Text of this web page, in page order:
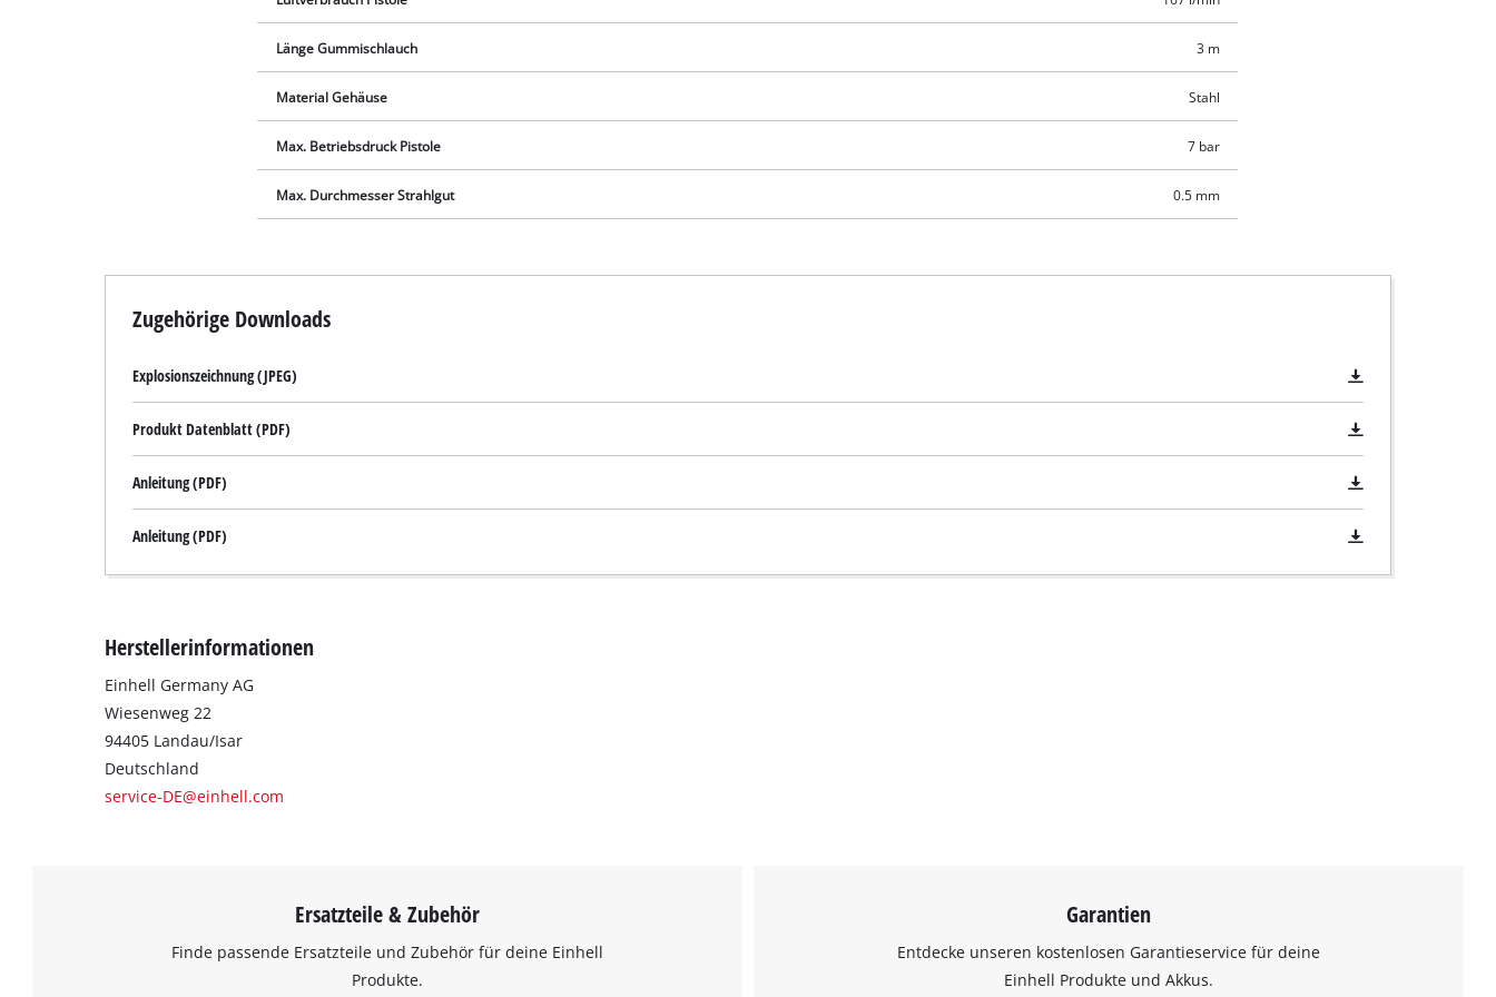
Wir benötigen deine Zustimmung, um
This content is not permitted to load due
visitor. The website owner needs to setup
Länge Gummischlauch 3 m
Material Gehäuse Stahl
Max. Betriebsdruck Pistole 7 bar
Max. Durchmesser Strahlgut 0.5 mm
Zugehörige Downloads
Explosionszeichnung (JPEG)
Produkt Datenblatt (PDF)
Anleitung (PDF)
Anleitung (PDF)
Herstellerinformationen
Einhell Germany AG
Wiesenweg 22
94405 Landau/Isar
Deutschland
service-DE@einhell.com
Ersatzteile & Zubehör
Finde passende Ersatzteile und Zubehör für deine Einhell
Produkte.
Garantien
Entdecke unseren kostenlosen Garantieservice für deine
Einhell Produkte und Akkus.